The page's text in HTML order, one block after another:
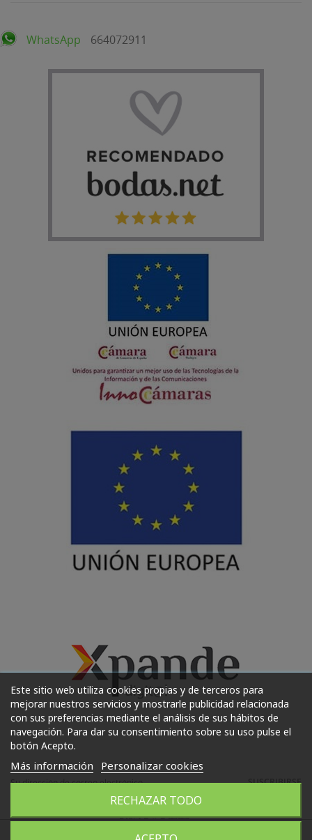
WhatsApp 664072911
Este sitio web utiliza cookies propias y de terceros para
mejorar nuestros servicios y mostrarle publicidad relacionada
con sus preferencias mediante el análisis de sus hábitos de
navegación. Para dar su consentimiento sobre su uso pulse el
botón Acepto.
Más información Personalizar cookies
RECHAZAR TODO
SUSCRIBIRSE